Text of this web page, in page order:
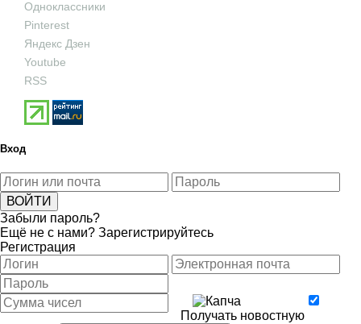
Одноклассники
Pinterest
Яндекс Дзен
Youtube
RSS
Вход
Забыли пароль?
Ещё не с нами? Зарегистрируйтесь
Регистрация
Получать новостную